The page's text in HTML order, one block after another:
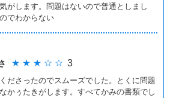
がします。問題はないので普通としまし
でわからない
★ ★ ★ ☆ ☆ 3
ださったのでスムーズでした。とくに問題
かぅたきがします。すべてかみの書類でし